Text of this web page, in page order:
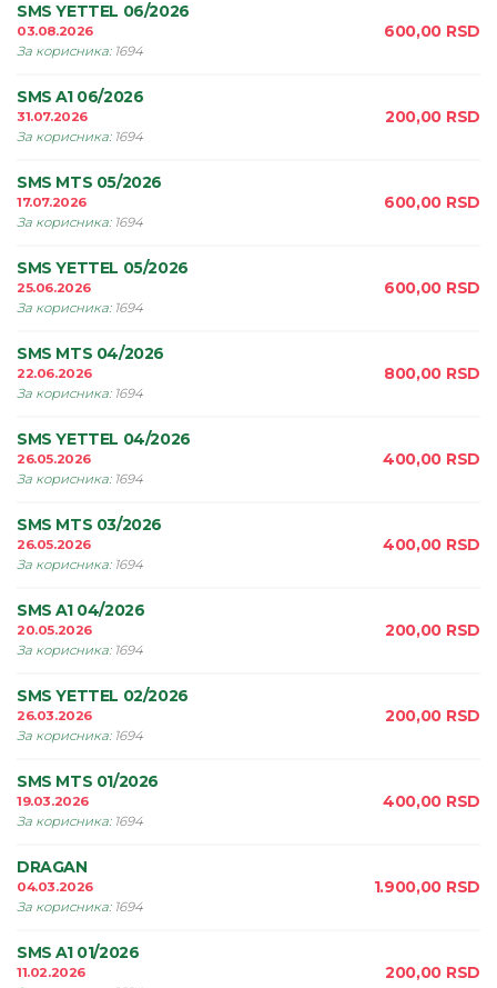
SMS YETTEL 06/2026
03.08.2026
За корисника: 1694
600,00 RSD
SMS A1 06/2026
31.07.2026
За корисника: 1694
200,00 RSD
SMS MTS 05/2026
17.07.2026
За корисника: 1694
600,00 RSD
SMS YETTEL 05/2026
25.06.2026
За корисника: 1694
600,00 RSD
SMS MTS 04/2026
22.06.2026
За корисника: 1694
800,00 RSD
SMS YETTEL 04/2026
26.05.2026
За корисника: 1694
400,00 RSD
SMS MTS 03/2026
26.05.2026
За корисника: 1694
400,00 RSD
SMS A1 04/2026
20.05.2026
За корисника: 1694
200,00 RSD
SMS YETTEL 02/2026
26.03.2026
За корисника: 1694
200,00 RSD
SMS MTS 01/2026
19.03.2026
За корисника: 1694
400,00 RSD
DRAGAN
04.03.2026
За корисника: 1694
1.900,00 RSD
SMS A1 01/2026
11.02.2026
200,00 RSD